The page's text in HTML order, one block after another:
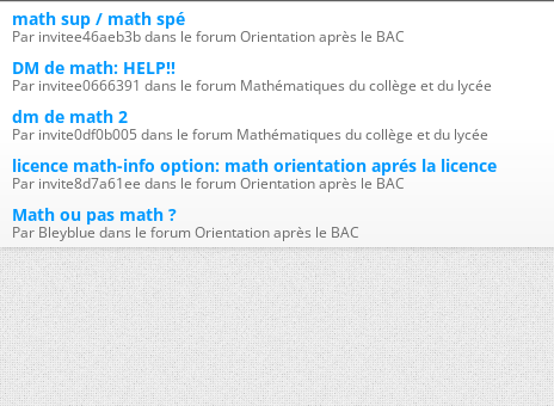
math sup / math spé
Par invitee46aeb3b dans le forum Orientation après le BAC
DM de math: HELP!!
Par invitee0666391 dans le forum Mathématiques du collège et du lycée
dm de math 2
Par invite0df0b005 dans le forum Mathématiques du collège et du lycée
licence math-info option: math orientation aprés la licence
Par invite8d7a61ee dans le forum Orientation après le BAC
Math ou pas math ?
Par Bleyblue dans le forum Orientation après le BAC